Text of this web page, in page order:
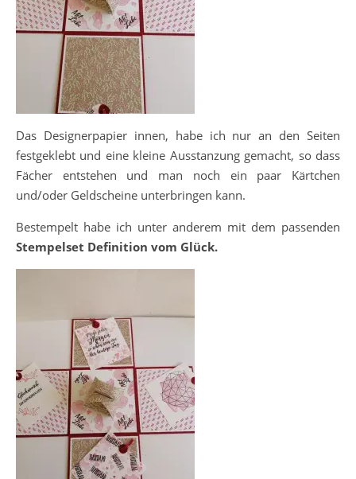
Das Designerpapier innen, habe ich nur an den Seiten
festgeklebt und eine kleine Ausstanzung gemacht, so dass
Fächer entstehen und man noch ein paar Kärtchen
und/oder Geldscheine unterbringen kann.
Bestempelt habe ich unter anderem mit dem passenden
Stempelset Definition vom Glück.